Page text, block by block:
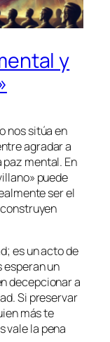
y
nos sitúa en
agradar a
mental. En
puede
ser el
es un acto de
esperan un
decepcionar a
Si preservar
más te
vale la pena